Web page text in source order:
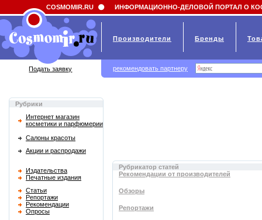
Field 'news_title' doesn't have a default value
Рубрики
Интернет магазин
косметики и парфюмерии
Салоны красоты
Акции и распродажи
Издательства
Печатные издания
Статьи
Репортажи
Рекомендации
Опросы
Рубрикатор статей
Рекомендации от производителей
Обзоры
Репортажи
COSMOMIR.RU ИНФОРМАЦИОННО-ДЕЛОВОЙ ПОРТАЛ О
Производители Бренды
Подать заявку рекомендовать партнеру